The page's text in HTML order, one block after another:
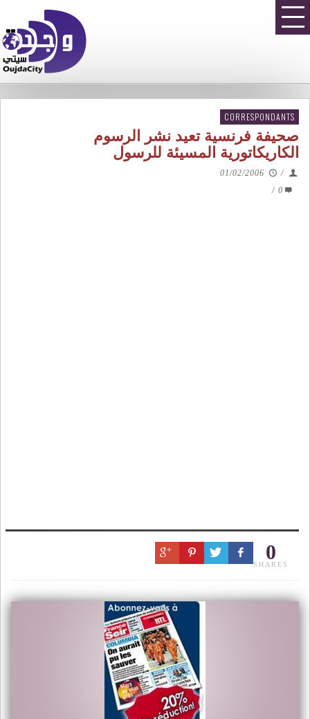
CORRESPONDANTS
صحيفة فرنسية تعيد نشر الرسوم
الكاريكاتورية المسيئة للرسول
/
01/02/2006
0
/
0
SHARES